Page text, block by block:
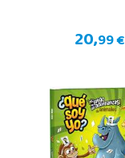
20,99 €